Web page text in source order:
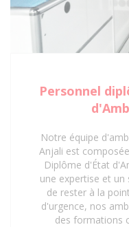
Personnel
Notre équipe
Anjali est
Diplôme d'État
une expertise et un
de rester à la
d'urgence, nos
des formations